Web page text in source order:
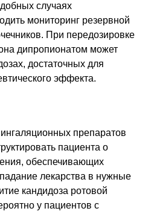
случаях
мониторинг резервной
При передозировке
дипропионатом может
достаточных для
эффекта.
препаратов
пациента о
обеспечивающих
лекарства в нужные
кандидоза ротовой
у пациентов с